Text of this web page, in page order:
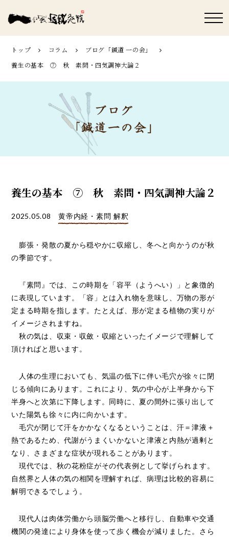
トップ コラム
ブログ「鍼道 ⼀の会」
養生の基本 ⑦ 秋 素問・四気調神大論２
養生の基本 ⑦ 秋 素問・四気調神大論２
2025.05.08 黄帝内経・素問 解釈
膨張・発散の夏から穏やかに収縮し、冬へと向かうのが秋
の季節です。
『素問』では、この時期を「容平（ようへい）」と象徴的
に表現しています。「容」とは入れ物を意味し、万物の形が
定まる時期を指します。たとえば、形が定まる植物の実りが
イメージされますね。
秋の気は、収束・収斂・収縮といったイメージで理解して
頂ければと思います。
人体の生理においても、気温の低下に伴い毛穴が徐々に閉
じる傾向にあります。これにより、気の中心が上半身から下
半身へと次第に下降します。同時に、夏の間外に張り出して
いた陽気も徐々に内に向かいます。
毛穴が閉じて汗をかかなくなるということは、汗＝津液＋
熱であるため、代謝がうまくいかないと津液と内熱が過剰と
なり、さまざまな症状が現れることがあります。
現代では、秋の花粉症がその代表例として挙げられます。
自然界と人体の気の相関を理解すれば、病理は比較的容易に
解明できるでしょう。
現代人は肉体労働から頭脳労働へと移行し、自動車や交通
機関の発達により身体を使って歩く機会が減りました。さら